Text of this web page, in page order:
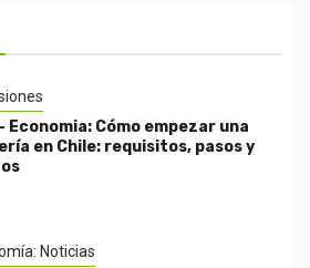
Economia: Cómo empezar una
en Chile: requisitos, pasos y
Noticias